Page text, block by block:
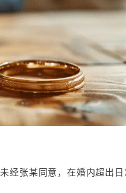
经张某同意，在婚内超出